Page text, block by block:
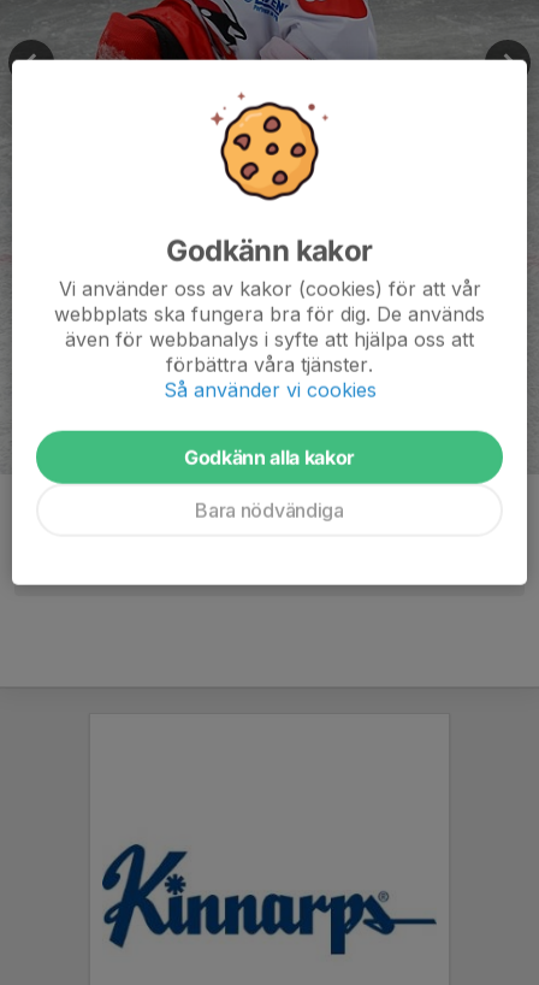
Godkänn kakor
Vi använder oss av kakor (cookies) för att vår
webbplats ska fungera bra för dig. De används
även för webbanalys i syfte att hjälpa oss att
förbättra våra tjänster.
Så använder vi cookies
Godkänn alla kakor
Bara nödvändiga